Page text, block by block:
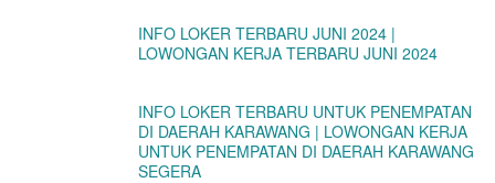
INFO LOKER TERBARU JUNI 2024 |
LOWONGAN KERJA TERBARU JUNI 2024
INFO LOKER TERBARU UNTUK PENEMPATAN
DI DAERAH KARAWANG | LOWONGAN KERJA
UNTUK PENEMPATAN DI DAERAH KARAWANG
SEGERA